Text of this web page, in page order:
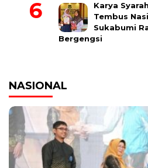
Karya
Tembus
Sukabumi
Bergengsi
NASIONAL